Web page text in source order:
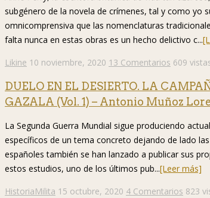
subgénero de la novela de crímenes, tal y como yo
omnicomprensiva que las nomenclaturas
falta nunca en estas obras es un hecho delictivo c...
Likine 10 noviembre, 2020 13 Comentarios 609
DUELO EN EL DESIERTO. LA
GAZALA (Vol. 1) – Antonio Muñoz
La Segunda Guerra Mundial sigue produciendo
específicos de un tema concreto dejando de lado
españoles también se han lanzado a publicar sus
estos estudios, uno de los últimos pub...[Leer más]
HistoriaMilita 15 octubre, 2020 4 Comentarios 823